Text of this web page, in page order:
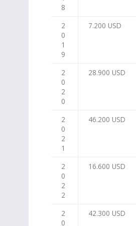
8
2
0
1
9
7.200 USD
2
0
2
0
28.900 USD
2
0
2
1
46.200 USD
2
0
2
2
16.600 USD
2
0
42.300 USD